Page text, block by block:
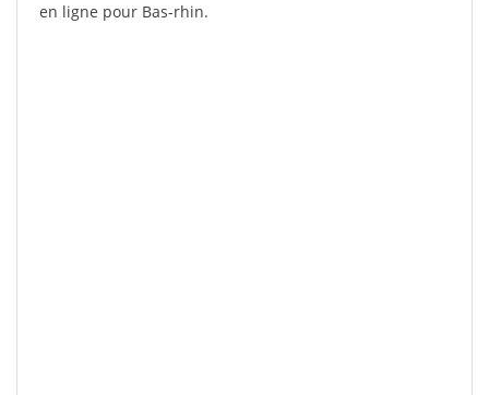
en ligne pour Bas-rhin.